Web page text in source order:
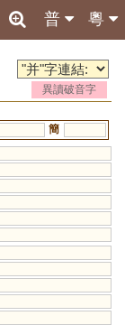
粵
普
異讀破音字
簡